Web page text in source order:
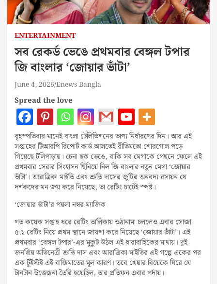
ENTERTAINMENT
সব রেকর্ড ভেঙে প্রথমবার বেঙ্গল টপার
জি বাংলার ‘জোয়ার ভাঁটা’
June 4, 2026 Enews Bangla
Spread the love
বৃহস্পতিবার মানেই বাংলা টেলিভিশনের ভাগ্য নির্ধারণের দিন। আর এই
সপ্তাহের টিআরপি রিপোর্ট কার্ড আসতেই রীতিমতো শোরগোল পড়ে
গিয়েছে টলিপাড়ায়। চেনা ছক ভেঙে, বাকি সব মেগাকে পেছনে ফেলে এই
প্রথমবার সেরার সিংহাসন ছিনিয়ে নিল জি বাংলার নতুন মেগা ‘জোয়ার
ভাঁটা’। আরাত্রিকা মাইতি এবং শ্রুতি দাসের জুটির অনবদ্য রসায়ন যে
দর্শকদের মন জয় করে নিয়েছে, তা রেটিং চার্টেই স্পষ্ট।
‘জোয়ার ভাঁটা’র পয়লা নম্বর ম্যাজিক
গত কয়েক সপ্তাহ ধরে রেটিং তালিকায় ওঠানামা চললেও এবার সোজা
৫.১ রেটিং নিয়ে প্রথম স্থানে জায়গা করে নিয়েছে ‘জোয়ার ভাঁটা’। এই
প্রথমবার ‘বেঙ্গল টপার’-এর মুকুট উঠল এই ধারাবাহিকের মাথায়। দুই
জনপ্রিয় অভিনেত্রী শ্রুতি দাস এবং আরাত্রিকা মাইতির এই গল্পে একের পর
এক টুইস্টই এই বাজিমাতের মূল কারণ। তবে খেয়ার বিয়েকে ঘিরে যে
টানটান উত্তেজনা তৈরি হয়েছিল, তার প্রতিফন এবার পর্দায়।